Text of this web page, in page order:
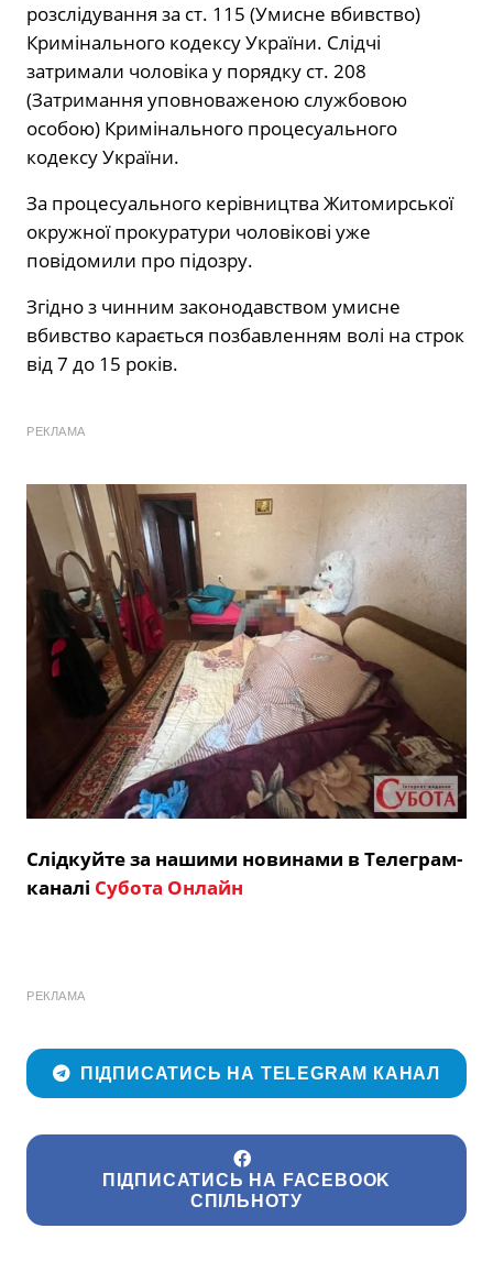
розслідування за ст. 115 (Умисне вбивство)
Кримінального кодексу України. Слідчі
затримали чоловіка у порядку ст. 208
(Затримання уповноваженою службовою
особою) Кримінального процесуального
кодексу України.
За процесуального керівництва Житомирської
окружної прокуратури чоловікові уже
повідомили про підозру.
Згідно з чинним законодавством умисне
вбивство карається позбавленням волі на строк
від 7 до 15 років.
РЕКЛАМА
Слідкуйте за нашими новинами в Телеграм-
каналі Субота Онлайн
РЕКЛАМА
ПІДПИСАТИСЬ НА TELEGRAM КАНАЛ
ПІДПИСАТИСЬ НА FACEBOOK
СПІЛЬНОТУ